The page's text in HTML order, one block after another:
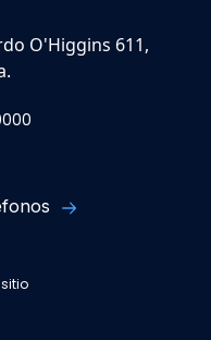
O'Higgins 611,